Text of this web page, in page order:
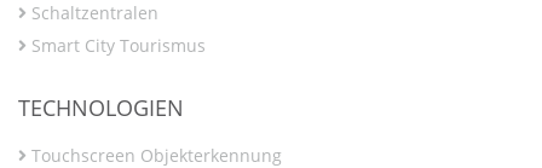
Schaltzentralen
Smart City Tourismus
TECHNOLOGIEN
Touchscreen Objekterkennung